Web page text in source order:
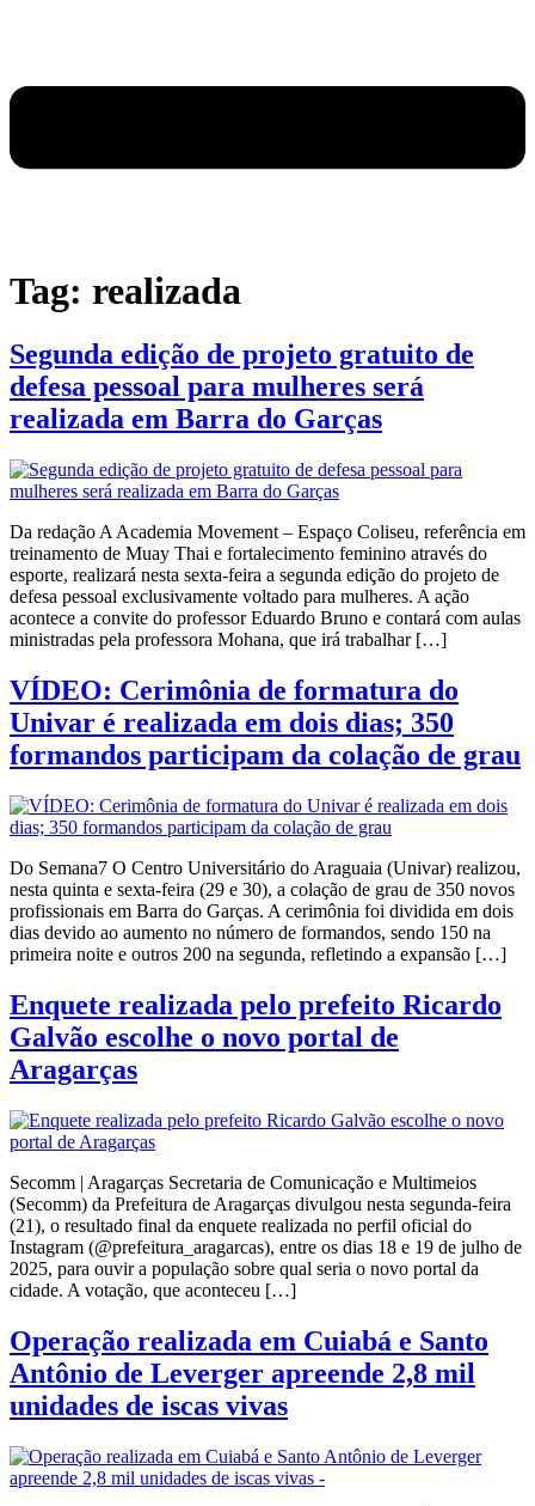
Tag: realizada
Segunda edição de projeto gratuito de
defesa pessoal para mulheres será
realizada em Barra do Garças
Da redação A Academia Movement – Espaço Coliseu, referência em
treinamento de Muay Thai e fortalecimento feminino através do
esporte, realizará nesta sexta-feira a segunda edição do projeto de
defesa pessoal exclusivamente voltado para mulheres. A ação
acontece a convite do professor Eduardo Bruno e contará com aulas
ministradas pela professora Mohana, que irá trabalhar […]
VÍDEO: Cerimônia de formatura do
Univar é realizada em dois dias; 350
formandos participam da colação de grau
Do Semana7 O Centro Universitário do Araguaia (Univar) realizou,
nesta quinta e sexta-feira (29 e 30), a colação de grau de 350 novos
profissionais em Barra do Garças. A cerimônia foi dividida em dois
dias devido ao aumento no número de formandos, sendo 150 na
primeira noite e outros 200 na segunda, refletindo a expansão […]
Enquete realizada pelo prefeito Ricardo
Galvão escolhe o novo portal de
Aragarças
Secomm | Aragarças Secretaria de Comunicação e Multimeios
(Secomm) da Prefeitura de Aragarças divulgou nesta segunda-feira
(21), o resultado final da enquete realizada no perfil oficial do
Instagram (@prefeitura_aragarcas), entre os dias 18 e 19 de julho de
2025, para ouvir a população sobre qual seria o novo portal da
cidade. A votação, que aconteceu […]
Operação realizada em Cuiabá e Santo
Antônio de Leverger apreende 2,8 mil
unidades de iscas vivas